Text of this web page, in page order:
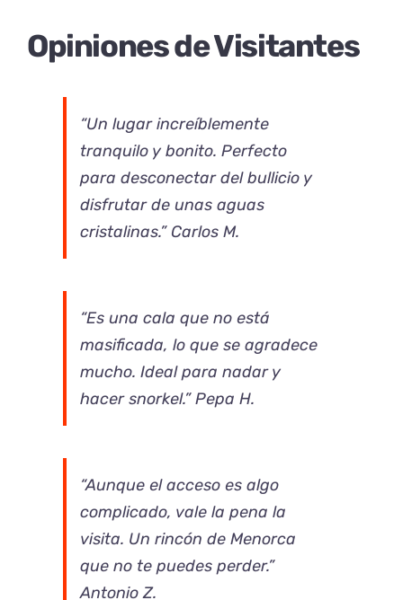
Opiniones de Visitantes
“Un lugar increíblemente
tranquilo y bonito. Perfecto
para desconectar del bullicio y
disfrutar de unas aguas
cristalinas.” Carlos M.
“Es una cala que no está
masificada, lo que se agradece
mucho. Ideal para nadar y
hacer snorkel.” Pepa H.
“Aunque el acceso es algo
complicado, vale la pena la
visita. Un rincón de Menorca
que no te puedes perder.”
Antonio Z.